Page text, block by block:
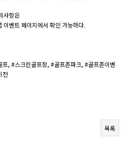
사항은
이벤트 페이지에서 확인 가능하다.
, #스크린골프장, #골프존파크, #골프존이벤
전
목록